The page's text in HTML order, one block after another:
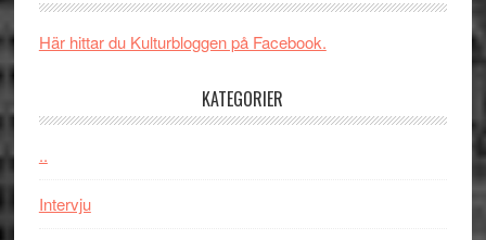
och
Jackie
synas
Vem
Här hittar du Kulturbloggen på Facebook.
KATEGORIER
..
Intervju